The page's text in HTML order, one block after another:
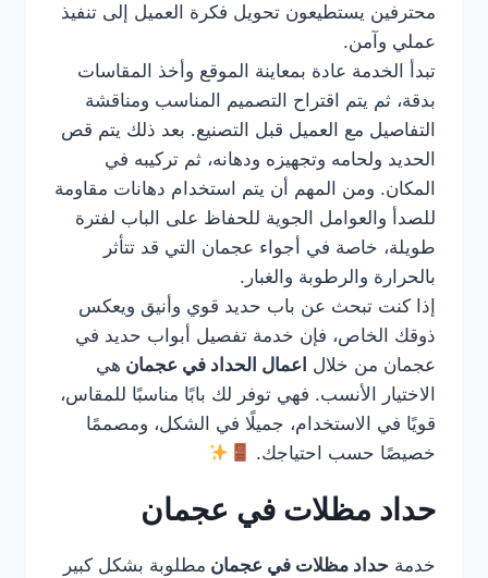
محترفين يستطيعون تحويل فكرة العميل إلى تنفيذ
عملي وآمن.
تبدأ الخدمة عادة بمعاينة الموقع وأخذ المقاسات
بدقة، ثم يتم اقتراح التصميم المناسب ومناقشة
التفاصيل مع العميل قبل التصنيع. بعد ذلك يتم قص
الحديد ولحامه وتجهيزه ودهانه، ثم تركيبه في
المكان. ومن المهم أن يتم استخدام دهانات مقاومة
للصدأ والعوامل الجوية للحفاظ على الباب لفترة
طويلة، خاصة في أجواء عجمان التي قد تتأثر
بالحرارة والرطوبة والغبار.
إذا كنت تبحث عن باب حديد قوي وأنيق ويعكس
ذوقك الخاص، فإن خدمة تفصيل أبواب حديد في
عجمان من خلال اعمال الحداد في عجمان هي
الاختيار الأنسب. فهي توفر لك بابًا مناسبًا للمقاس،
قويًا في الاستخدام، جميلًا في الشكل، ومصممًا
خصيصًا حسب احتياجك.
حداد مظلات في عجمان
خدمة حداد مظلات في عجمان مطلوبة بشكل كبير